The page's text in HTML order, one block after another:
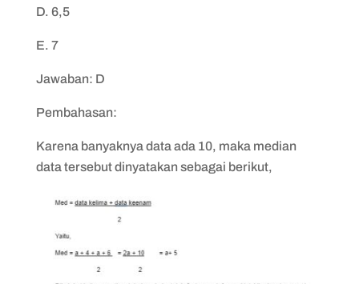
D. 6,5
E. 7
Jawaban: D
Pembahasan:
Karena banyaknya data ada 10, maka median
data tersebut dinyatakan sebagai berikut,